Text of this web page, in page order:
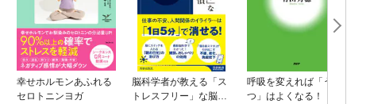
幸せホルモンあふれる
セロトニンヨガ
脳科学者が教える「ス
トレスフリー」な脳の
呼吸を変えれば「う
つ」はよくなる！